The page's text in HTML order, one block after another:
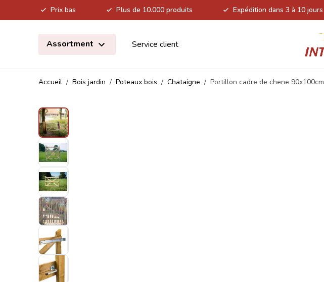
Prix bas Plus de 10.000 produits Expédition dans 3 à 10 jours
Assortment
Service client
Accueil / Bois jardin / Poteaux bois / Chataigne / Portillon cadre de chene 90x100cm